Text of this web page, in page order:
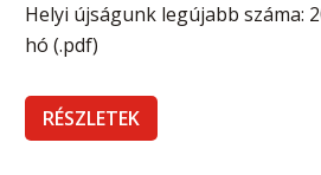
Helyi újságunk legújabb száma:
hó (.pdf)
RÉSZLETEK